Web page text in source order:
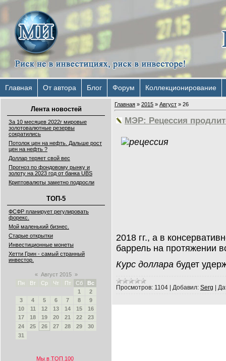
Главная От автора Блог Форум Коллекционирование
Лента новостей
За 10 месяцев 2022г мировые
золотовалютные резервы
сократились
Потолок цен на нефть. Дальше рост
цен на нефть ?
Доллар теряет свой вес
Прогноз по фондовому рынку и
золоту на 2023 год от банка UBS
Криптовалюты заметно подросли
ТОП-5
ФСФР планирует регулировать
форекс.
Мой маленький бизнес.
Старые открытки
Инвестиционные монеты
Хетти Грин - самый странный
инвестор.
« Август 2015 »
Пн
Вт Ср Чт Пт Сб
Вс
1
2
3
4 5 6 7 8
9
10
11 12 13 14 15
16
17
18 19 20 21 22
23
24
25 26 27 28 29
30
31
Мы в ТОП 100
Главная » 2015 » Август » 26
МЭР: Рецессия
2018 гг., а в
баррель на протяжении
Курс доллара будет
Просмотров: 1104 Добавил: Serg